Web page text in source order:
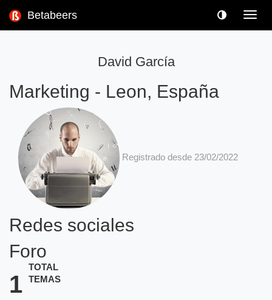
Betabeers
David García
Marketing - Leon, España
Registrado desde 23/02/2022
Redes sociales
Foro
1
TOTAL
TEMAS